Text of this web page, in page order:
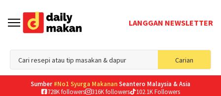
LANGGAN NEWSLETTER
Carian
for:
Sumber #No1 Syurga MakananSeantero Malaysia & Asia
728K followers
316K followers 102.1K Followers